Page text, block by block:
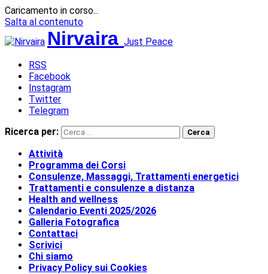
Caricamento in corso...
Salta al contenuto
Nirvaira Just Peace
RSS
Facebook
Instagram
Twitter
Telegram
Ricerca per:
Attività
Programma dei Corsi
Consulenze, Massaggi, Trattamenti energetici
Trattamenti e consulenze a distanza
Health and wellness
Calendario Eventi 2025/2026
Galleria Fotografica
Contattaci
Scrivici
Chi siamo
Privacy Policy sui Cookies